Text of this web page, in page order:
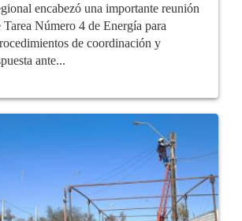
encabezó una importante reunión
Tarea Número 4 de Energía para
de coordinación y
ante...